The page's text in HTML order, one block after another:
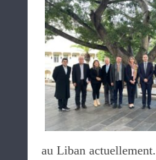
au Liban actuellement.